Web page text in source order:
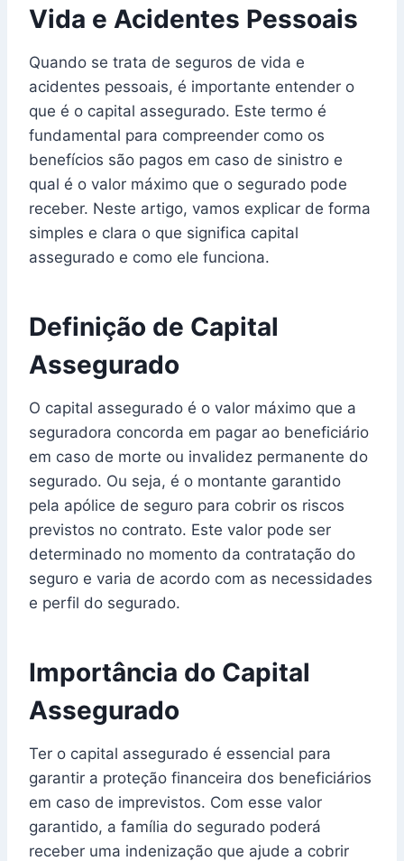
Vida e Acidentes Pessoais
Quando se trata de seguros de vida e
acidentes pessoais, é importante entender o
que é o capital assegurado. Este termo é
fundamental para compreender como os
benefícios são pagos em caso de sinistro e
qual é o valor máximo que o segurado pode
receber. Neste artigo, vamos explicar de forma
simples e clara o que significa capital
assegurado e como ele funciona.
Definição de Capital
Assegurado
O capital assegurado é o valor máximo que a
seguradora concorda em pagar ao beneficiário
em caso de morte ou invalidez permanente do
segurado. Ou seja, é o montante garantido
pela apólice de seguro para cobrir os riscos
previstos no contrato. Este valor pode ser
determinado no momento da contratação do
seguro e varia de acordo com as necessidades
e perfil do segurado.
Importância do Capital
Assegurado
Ter o capital assegurado é essencial para
garantir a proteção financeira dos beneficiários
em caso de imprevistos. Com esse valor
garantido, a família do segurado poderá
receber uma indenização que ajude a cobrir